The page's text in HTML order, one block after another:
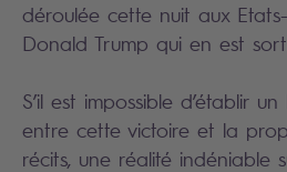
déroulée cette nuit aux Etats-
Donald Trump qui en est
S’il est impossible d’établir
entre cette victoire et la
récits, une réalité indéniable